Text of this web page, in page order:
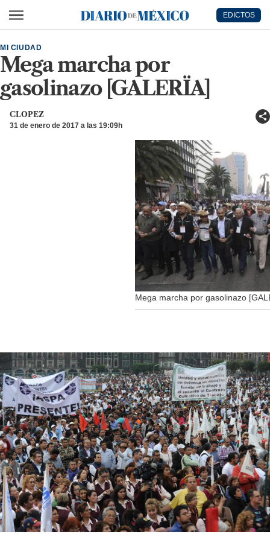
Diario de México
EDICTOS
Mega marcha por
gasolinazo [GALERÏA]
MI CIUDAD
CLOPEZ
31 de enero de 2017 a las 19:09h
Mega marcha por gasolinazo